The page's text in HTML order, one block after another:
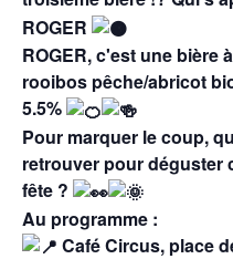
ROGER
ROGER, c'est une bière
rooibos pêche/abricot
5.5%
Pour marquer le coup,
retrouver pour déguster
fête ?
Au programme :
Café Circus, place